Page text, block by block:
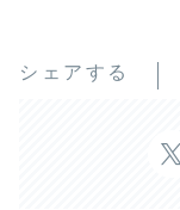
シェアする